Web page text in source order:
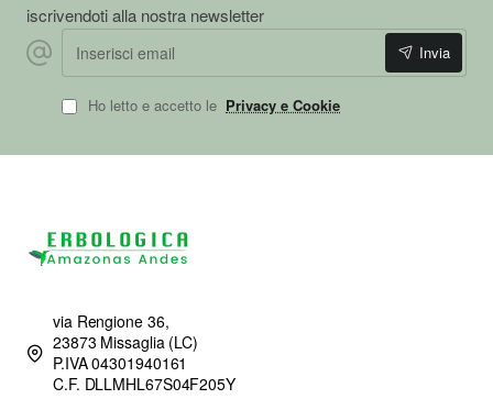
iscrivendoti alla nostra newsletter
Inserisci email
Invia
Ho letto e accetto le Privacy e Cookie
via Rengione 36,
23873 Missaglia (LC)
P.IVA 04301940161
C.F. DLLMHL67S04F205Y